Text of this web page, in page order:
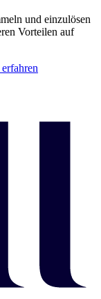
und einzulösen
Vorteilen auf